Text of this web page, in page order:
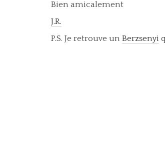
Bien amicalement
J.R.
P.S. Je retrouve un Berzsenyi